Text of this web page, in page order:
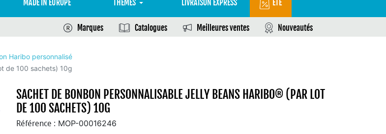
MADE IN EUROPE THÈMES LIVRAISON EXPRESS ÉTÉ
Marques Catalogues Meilleures ventes Nouveautés
Haribo personnalisé
de 100 sachets) 10g
SACHET DE BONBON PERSONNALISABLE JELLY BEANS HARIBO® (PAR LOT
DE 100 SACHETS) 10G
Référence : MOP-00016246